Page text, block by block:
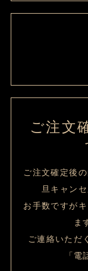
ご注文
ご注文確定後
旦キャン
お手数ですが
ま
ご連絡いただ
「